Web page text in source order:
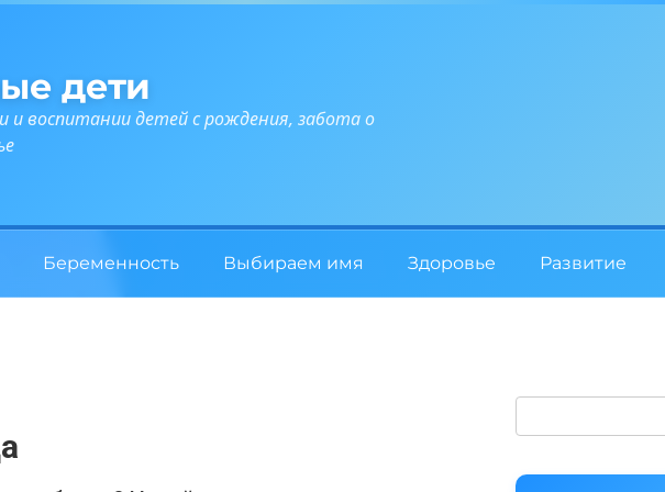
дети
и воспитании детей с рождения, забота о
Беременность Выбираем имя Здоровье Развитие